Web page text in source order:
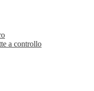
a controllo